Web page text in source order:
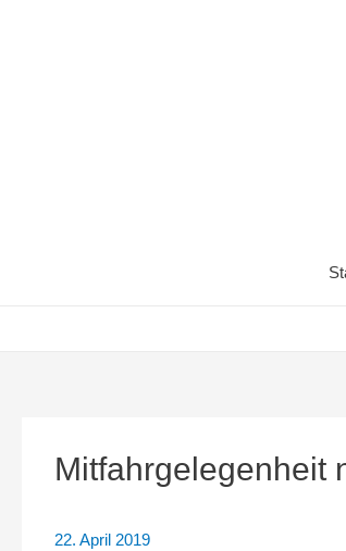
Mitfahrgelegenheit
22. April 2019